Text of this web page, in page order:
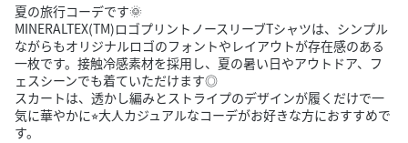
夏の旅行コーデです🌞
MINERALTEX(TM)ロゴプリントノースリーブTシャツは、シンプル
ながらもオリジナルロゴのフォントやレイアウトが存在感のある
一枚です。接触冷感素材を採用し、夏の暑い日やアウトドア、フ
ェスシーンでも着ていただけます◎
スカートは、透かし編みとストライプのデザインが履くだけで一
気に華やかに⭐︎大人カジュアルなコーデがお好きな方におすすめで
す。